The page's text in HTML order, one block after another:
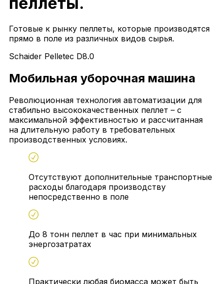
Готовые к рынку пеллеты, которые производятся
прямо в поле из различных видов сырья.
Schaider Pelletec D8.0
Мобильная уборочная машина
Революционная технология автоматизации для
стабильно высококачественных пеллет – с
максимальной эффективностью и рассчитанная
на длительную работу в требовательных
производственных условиях.
Отсутствуют дополнительные транспортные
расходы благодаря производству
непосредственно в поле
До 8 тонн пеллет в час при минимальных
энергозатратах
Практически любая биомасса может быть